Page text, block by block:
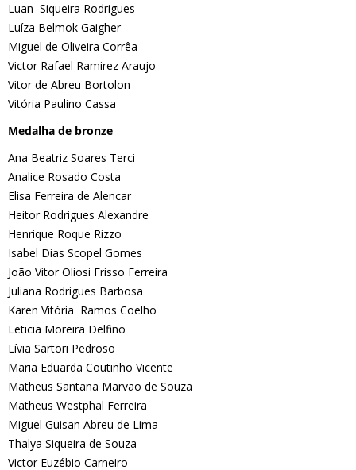
Luan Siqueira Rodrigues
Luíza Belmok Gaigher
Miguel de Oliveira Corrêa
Victor Rafael Ramirez Araujo
Vitor de Abreu Bortolon
Vitória Paulino Cassa
Medalha de bronze
Ana Beatriz Soares Terci
Analice Rosado Costa
Elisa Ferreira de Alencar
Heitor Rodrigues Alexandre
Henrique Roque Rizzo
Isabel Dias Scopel Gomes
João Vitor Oliosi Frisso Ferreira
Juliana Rodrigues Barbosa
Karen Vitória Ramos Coelho
Leticia Moreira Delfino
Lívia Sartori Pedroso
Maria Eduarda Coutinho Vicente
Matheus Santana Marvão de Souza
Matheus Westphal Ferreira
Miguel Guisan Abreu de Lima
Thalya Siqueira de Souza
Victor Euzébio Carneiro